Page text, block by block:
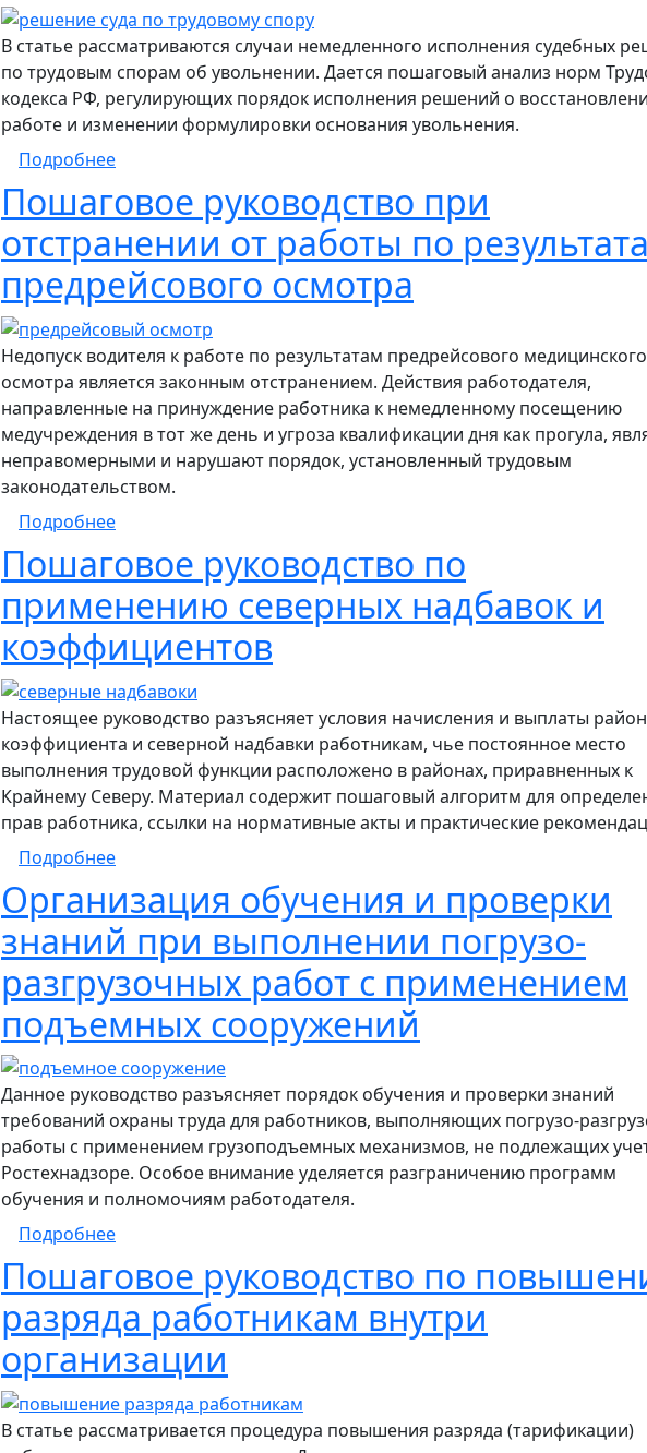
В статье рассматриваются случаи немедленного исполнения судебных
по трудовым спорам об увольнении. Дается пошаговый анализ норм
кодекса РФ, регулирующих порядок исполнения решений о
работе и изменении формулировки основания увольнения.
Подробнеео Пошаговое руководство по определению случаев
Пошаговое руководство при
отстранении от работы по
предрейсового осмотра
Недопуск водителя к работе по результатам предрейсового медицинского
осмотра является законным отстранением. Действия работодателя,
направленные на принуждение работника к немедленному посещению
медучреждения в тот же день и угроза квалификации дня как прогула,
неправомерными и нарушают порядок, установленный трудовым
законодательством.
Подробнеео Пошаговое руководство при отстранении от работы по
Пошаговое руководство по
применению северных надбавок и
коэффициентов
Настоящее руководство разъясняет условия начисления и выплаты
коэффициента и северной надбавки работникам, чье постоянное место
выполнения трудовой функции расположено в районах, приравненных к
Крайнему Северу. Материал содержит пошаговый алгоритм для
прав работника, ссылки на нормативные акты и практические
Подробнеео Пошаговое руководство по применению северных
Организация обучения и проверки
знаний при выполнении погрузо-
разгрузочных работ с применением
подъемных сооружений
Данное руководство разъясняет порядок обучения и проверки знаний
требований охраны труда для работников, выполняющих погрузо-
работы с применением грузоподъемных механизмов, не подлежащих
Ростехнадзоре. Особое внимание уделяется разграничению программ
обучения и полномочиям работодателя.
Подробнеео Организация обучения и проверки знаний при
Пошаговое руководство по
разряда работникам внутри
организации
В статье рассматривается процедура повышения разряда (тарификации)